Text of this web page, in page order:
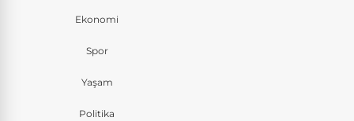
Ekonomi
Spor
Yaşam
Politika